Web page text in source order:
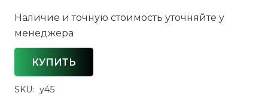
Наличие и точную стоимость уточняйте у
менеджера
КУПИТЬ
SKU: y45